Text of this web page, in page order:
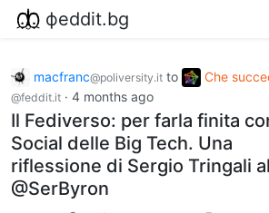
фeddit.bg
macfranc@poliversity.it to Che
@feddit.it · 4 months ago
Il Fediverso: per farla finita
Social delle Big Tech. Una
riflessione di Sergio Tringali
@SerByron